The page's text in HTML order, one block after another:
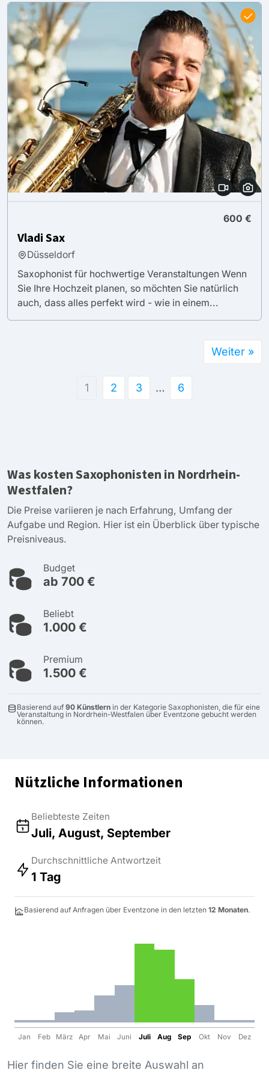
600 €
Vladi Sax
Düsseldorf
Saxophonist für hochwertige Veranstaltungen Wenn
Sie Ihre Hochzeit planen, so möchten Sie natürlich
auch, dass alles perfekt wird - wie in einem...
1 2 3 … 6
Weiter »
Was kosten Saxophonisten in Nordrhein-
Westfalen?
Die Preise variieren je nach Erfahrung, Umfang der
Aufgabe und Region. Hier ist ein Überblick über typische
Preisniveaus.
Budget
ab 700 €
Beliebt
1.000 €
Premium
1.500 €
Basierend auf 90 Künstlern in der Kategorie Saxophonisten, die für eine
Veranstaltung in Nordrhein-Westfalen über Eventzone gebucht werden
können.
Nützliche Informationen
Beliebteste Zeiten
Juli, August, September
Durchschnittliche Antwortzeit
1 Tag
Basierend auf Anfragen über Eventzone in den letzten 12 Monaten.
Jan Feb März Apr Mai Juni Juli Aug Sep Okt Nov Dez
Hier finden Sie eine breite Auswahl an